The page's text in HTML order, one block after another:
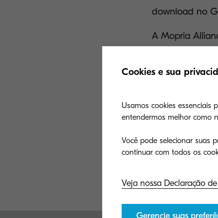
download no
A Mopria
para
de
ou scanner,
de impressoras
modelos de
Cookies e sua
Usamos cookies essenciais
entendermos melhor como
Você pode selecionar suas
Veja nossa Declaração
Gerencie suas